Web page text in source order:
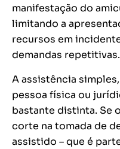
manifestação do
limitando a
recursos em
demandas repetitivas.
A assistência
pessoa física ou
bastante distinta. Se
corte na tomada de
assistido – que é